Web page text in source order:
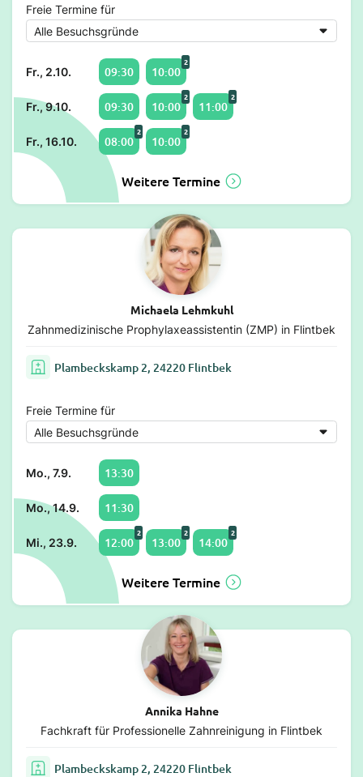
Freie Termine für
Fr., 2.10. 09:30 10:00
2
Fr., 9.10. 09:30 10:00
2
11:00
2
Fr., 16.10. 08:00
2
10:00
2
Weitere Termine
Michaela Lehmkuhl
Zahnmedizinische Prophylaxeassistentin (ZMP) in Flintbek
Plambeckskamp 2, 24220 Flintbek
Freie Termine für
Mo., 7.9. 13:30
Mo., 14.9. 11:30
Mi., 23.9. 12:00
2
13:00
2
14:00
2
Weitere Termine
Annika Hahne
Fachkraft für Professionelle Zahnreinigung in Flintbek
Plambeckskamp 2, 24220 Flintbek